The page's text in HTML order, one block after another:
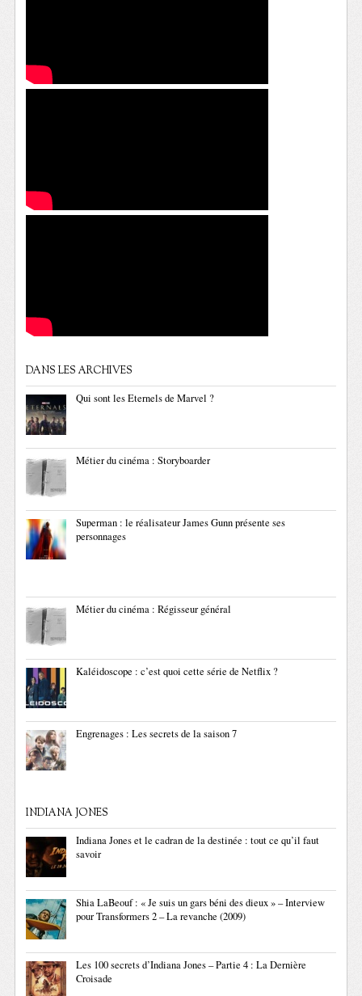
DANS LES ARCHIVES
Qui sont les Eternels de Marvel ?
Métier du cinéma : Storyboarder
Superman : le réalisateur James Gunn présente ses
personnages
Métier du cinéma : Régisseur général
Kaléidoscope : c’est quoi cette série de Netflix ?
Engrenages : Les secrets de la saison 7
INDIANA JONES
Indiana Jones et le cadran de la destinée : tout ce qu’il faut
savoir
Shia LaBeouf : « Je suis un gars béni des dieux » – Interview
pour Transformers 2 – La revanche (2009)
Les 100 secrets d’Indiana Jones – Partie 4 : La Dernière
Croisade